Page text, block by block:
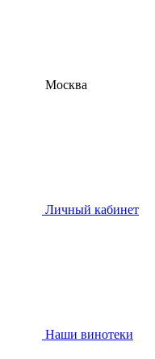
Москва
Личный кабинет
Наши винотеки